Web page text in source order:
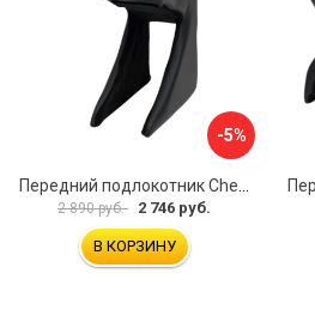
-5%
2 890 руб. 2 746 руб.
В КОРЗИНУ